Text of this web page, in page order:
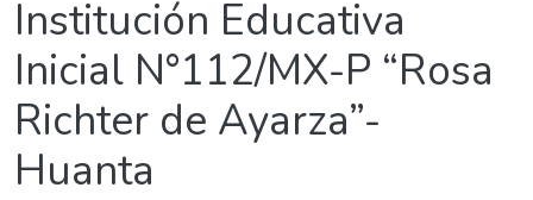
Institución Educativa
Inicial N°112/MX-P “Rosa
Richter de Ayarza”-
Huanta